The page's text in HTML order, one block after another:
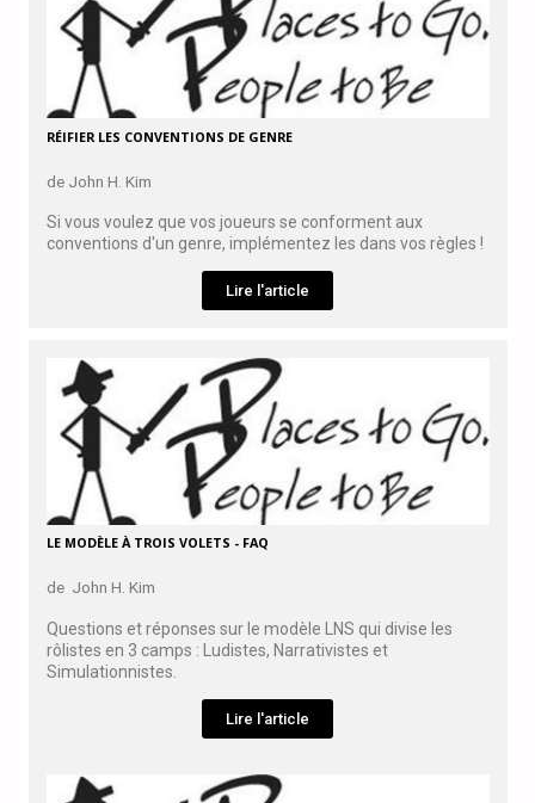
RÉIFIER LES CONVENTIONS DE GENRE
de John H. Kim
Si vous voulez que vos joueurs se conforment aux
conventions d'un genre, implémentez les dans vos règles !
Lire l'article
LE MODÈLE À TROIS VOLETS - FAQ
de John H. Kim
Questions et réponses sur le modèle LNS qui divise les
rôlistes en 3 camps : Ludistes, Narrativistes et
Simulationnistes.
Lire l'article